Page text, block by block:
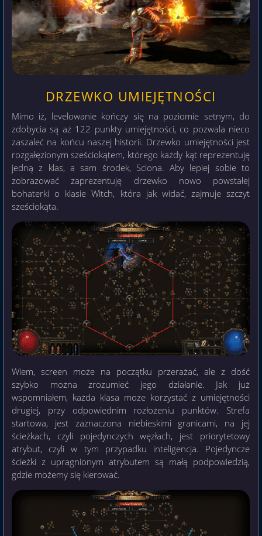
DRZEWKO UMIEJĘTNOŚCI
Mimo iż, levelowanie kończy się na poziomie setnym, do
zdobycia są aż 122 punkty umiejętności, co pozwala nieco
zaszaleć na końcu naszej historii. Drzewko umiejętności jest
rozgałęzionym sześciokątem, którego każdy kąt reprezentuję
jedną z klas, a sam środek, Sciona. Aby lepiej sobie to
zobrazować zaprezentuję drzewko nowo powstałej
bohaterki o klasie Witch, która jak widać, zajmuje szczyt
sześciokąta.
Wiem, screen może na początku przerażać, ale z dość
szybko można zrozumieć jego działanie. Jak już
wspomniałem, każda klasa może korzystać z umiejętności
drugiej, przy odpowiednim rozłożeniu punktów. Strefa
startowa, jest zaznaczona niebieskimi granicami, na jej
ścieżkach, czyli pojedynczych węzłach, jest priorytetowy
atrybut, czyli w tym przypadku inteligencja. Pojedyncze
ścieżki z upragnionym atrybutem są małą podpowiedzią,
gdzie możemy się kierować.